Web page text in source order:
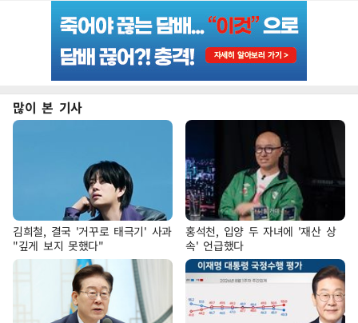
많이 본 기사
김희철, 결국 '거꾸로 태극기' 사과
"깊게 보지 못했다"
홍석천, 입양 두 자녀에 '재산 상
속' 언급했다